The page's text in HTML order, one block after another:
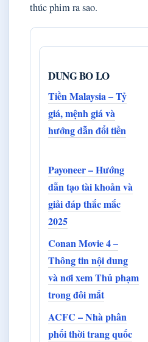
thúc phim ra sao.
DUNG BO LO
Tiền Malaysia – Tỷ
giá, mệnh giá và
hướng dẫn đổi tiền
Payoneer – Hướng
dẫn tạo tài khoản và
giải đáp thắc mắc
2025
Conan Movie 4 –
Thông tin nội dung
và nơi xem Thủ phạm
trong đôi mắt
ACFC – Nhà phân
phối thời trang quốc